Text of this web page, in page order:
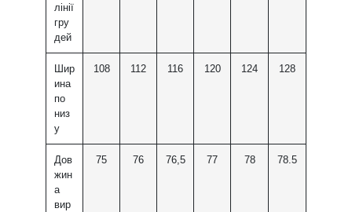
лінії
гру
дей
Шир
ина
по
низ
у
108 112 116 120 124 128
Дов
жин
а
вир
75 76 76,5 77 78 78.5